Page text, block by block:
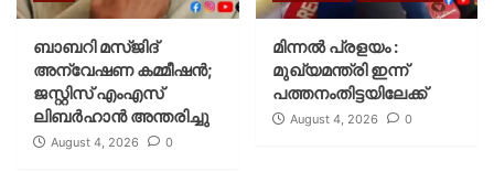
ബാബറി മസ്ജിദ്
അന്വേഷണ കമ്മീഷന്‍;
ജസ്റ്റിസ് എംഎസ്
ലിബര്‍ഹാന്‍ അന്തരിച്ചു
August 4, 2026 0
മിന്നല്‍ പ്രളയം :
മുഖ്യമന്ത്രി ഇന്ന്
പത്തനംതിട്ടയിലേക്ക്
August 4, 2026 0